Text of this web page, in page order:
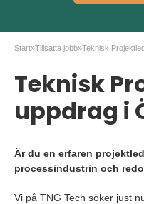
Start»Tillsatta jobb»
Teknisk
uppdrag i
Är du en erfaren
processindustrin och
Vi på TNG Tech söker just